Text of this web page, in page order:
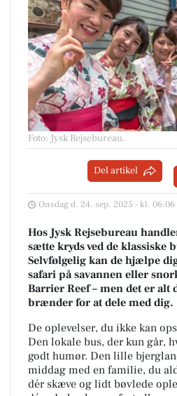
Foto: Jysk Rejsebureau.
Del artikel
Onsdag d. 24. sep. 2025 - kl. 06:06
Hos Jysk Rejsebureau
sætte kryds ved de klassiske
Selvfølgelig kan de hjælpe
safari på savannen eller
Barrier Reef – men det er alt
brænder for at dele med dig.
De oplevelser, du ikke kan
Den lokale bus, der kun går,
godt humør. Den lille
middag med en familie, du
dér skæve og lidt bøvlede